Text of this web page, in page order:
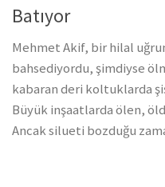
Batıyor
Mehmet Akif, bir hilal
bahsediyordu, şimdiyse
kabaran deri koltuklarda
Büyük inşaatlarda ölen,
Ancak silueti bozduğu